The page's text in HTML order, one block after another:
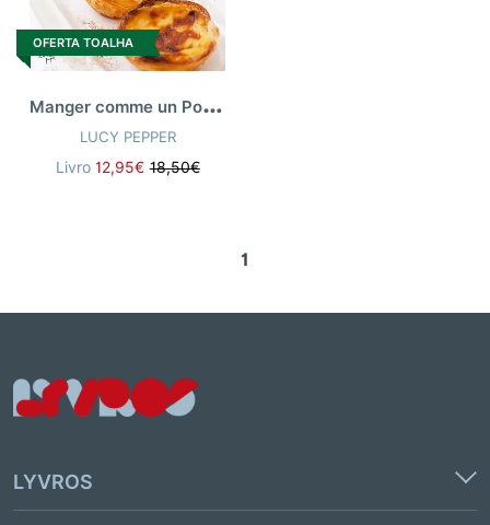
OFERTA TOALHA
M
anger comme un Portugais
LUCY PEPPER
Livro 12,95€ 18,50€
1
LYVROS